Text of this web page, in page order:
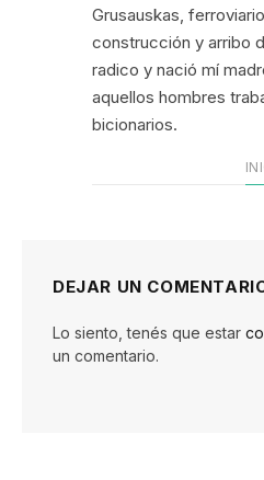
Grusauskas,
construcción y arribo
radico y nació mí
aquellos hombres
bicionarios.
DEJAR UN
Lo siento, tenés que estar
un comentario.